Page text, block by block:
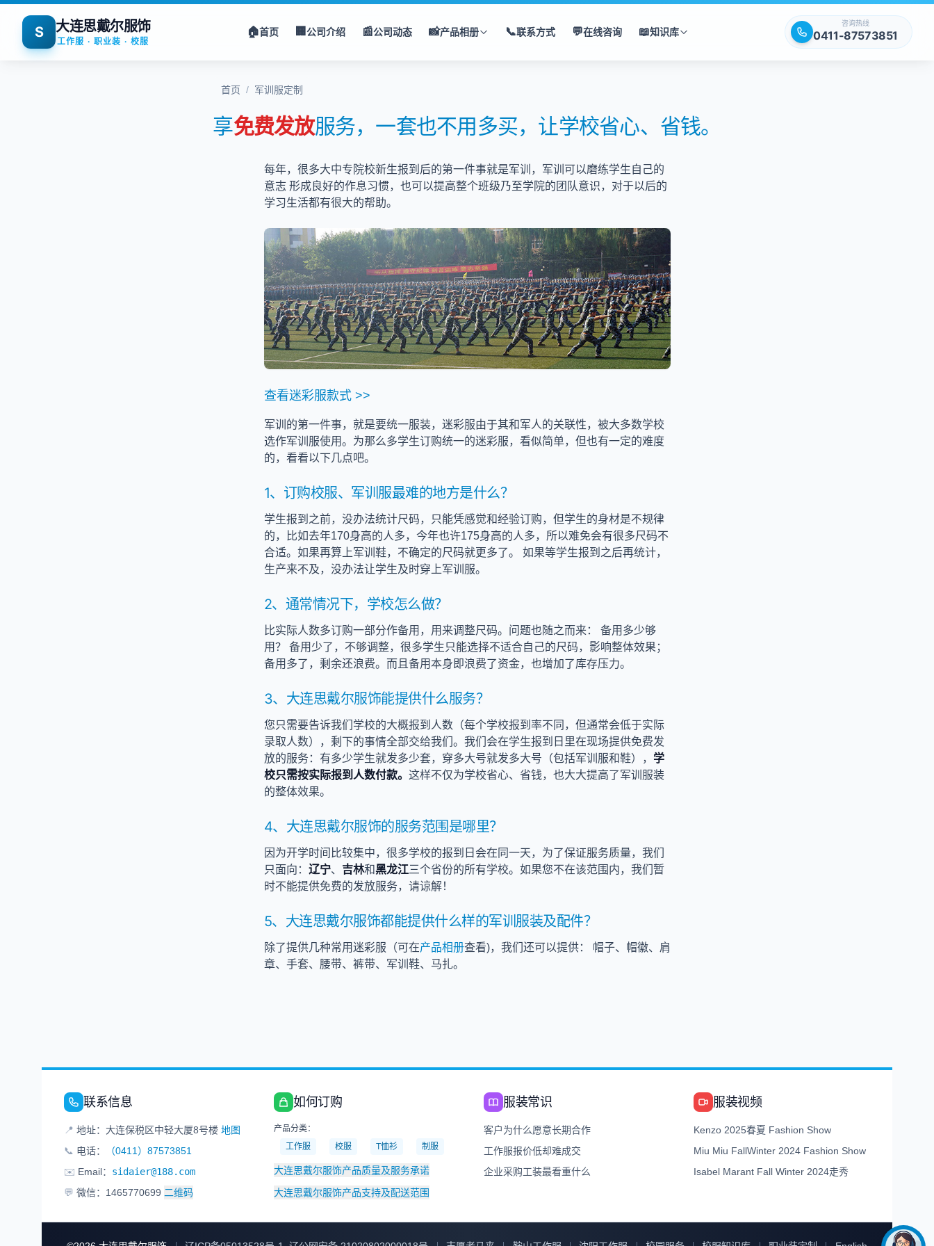
S 大连思戴尔服饰
工作服 · 职业装 · 校服
🏠首页 🏢公司介绍 📰公司动态 📸产品相册 📞联系方式 💬在线咨询 📖知识库
咨询热线
0411-87573851
首页 / 军训服定制
享免费发放服务，一套也不用多买，让学校省心、省钱。
每年，很多大中专院校新生报到后的第一件事就是军训，军训可以磨练学生自己的
意志 形成良好的作息习惯，也可以提高整个班级乃至学院的团队意识，对于以后的
学习生活都有很大的帮助。
查看迷彩服款式 >>
军训的第一件事，就是要统一服装，迷彩服由于其和军人的关联性，被大多数学校
选作军训服使用。为那么多学生订购统一的迷彩服，看似简单，但也有一定的难度
的，看看以下几点吧。
1、订购校服、军训服最难的地方是什么？
学生报到之前，没办法统计尺码，只能凭感觉和经验订购，但学生的身材是不规律
的，比如去年170身高的人多，今年也许175身高的人多，所以难免会有很多尺码不
合适。如果再算上军训鞋，不确定的尺码就更多了。 如果等学生报到之后再统计，
生产来不及，没办法让学生及时穿上军训服。
2、通常情况下，学校怎么做？
比实际人数多订购一部分作备用，用来调整尺码。问题也随之而来： 备用多少够
用？ 备用少了，不够调整，很多学生只能选择不适合自己的尺码，影响整体效果；
备用多了，剩余还浪费。而且备用本身即浪费了资金，也增加了库存压力。
3、大连思戴尔服饰能提供什么服务？
您只需要告诉我们学校的大概报到人数（每个学校报到率不同，但通常会低于实际
录取人数），剩下的事情全部交给我们。我们会在学生报到日里在现场提供免费发
放的服务：有多少学生就发多少套，穿多大号就发多大号（包括军训服和鞋）， 学
校只需按实际报到人数付款。 这样不仅为学校省心、省钱，也大大提高了军训服装
的整体效果。
4、大连思戴尔服饰的服务范围是哪里？
因为开学时间比较集中，很多学校的报到日会在同一天，为了保证服务质量，我们
只面向： 辽宁、 吉林和黑龙江三个省份的所有学校。如果您不在该范围内，我们暂
时不能提供免费的发放服务，请谅解！
5、大连思戴尔服饰都能提供什么样的军训服装及配件？
除了提供几种常用迷彩服（可在产品相册查看)，我们还可以提供： 帽子、帽徽、肩
章、手套、腰带、裤带、军训鞋、马扎。
联系信息
📍 地址：大连保税区中轻大厦8号楼 地图
📞 电话：
（0411）87573851
✉️ Email： sidaier@188.com
💬 微信：1465770699 二维码
如何订购
产品分类：
工作服
校服 T恤衫 制服
大连思戴尔服饰产品质量及服务承诺
大连思戴尔服饰产品支持及配送范围
服装常识
客户为什么愿意长期合作
工作服报价低却难成交
企业采购工装最看重什么
服装视频
Kenzo 2025春夏 Fashion Show
Miu Miu FallWinter 2024 Fashion Show
Isabel Marant Fall Winter 2024走秀